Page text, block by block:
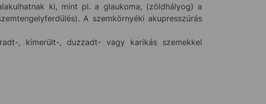
ki, mint pl. a glaukoma, (zöldhályog) a
A szemkörnyéki akupresszúrás
, kimerült-, duzzadt- vagy karikás szemekkel